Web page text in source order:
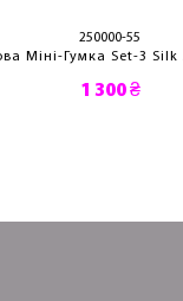
250000-55
Міні-Гумка Set-3 Silk
1 300 ₴